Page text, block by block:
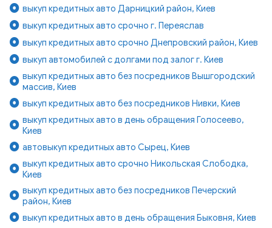
выкуп кредитных авто Дарницкий район, Киев
выкуп кредитных авто срочно г. Переяслав
выкуп кредитных авто срочно Днепровский район, Киев
выкуп автомобилей с долгами под залог г. Киев
выкуп кредитных авто без посредников Вышгородский
массив, Киев
выкуп кредитных авто без посредников Нивки, Киев
выкуп кредитных авто в день обращения Голосеево,
Киев
автовыкуп кредитных авто Сырец, Киев
выкуп кредитных авто срочно Никольская Слободка,
Киев
выкуп кредитных авто без посредников Печерский
район, Киев
выкуп кредитных авто в день обращения Быковня, Киев